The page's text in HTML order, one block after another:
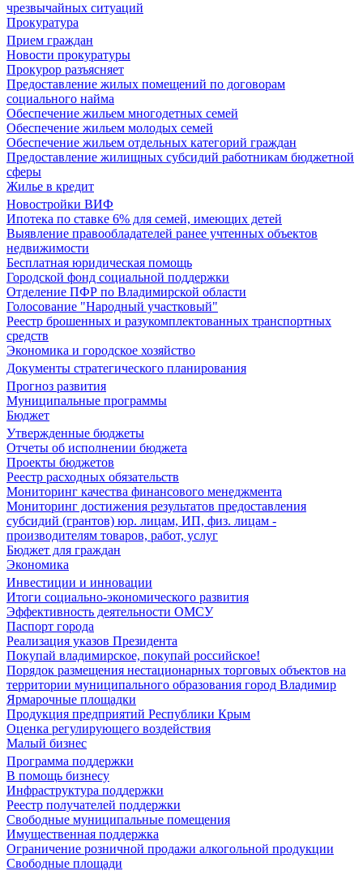
чрезвычайных ситуаций
Прокуратура
Прием граждан
Новости прокуратуры
Прокурор разъясняет
Предоставление жилых помещений по договорам
социального найма
Обеспечение жильем многодетных семей
Обеспечение жильем молодых семей
Обеспечение жильем отдельных категорий граждан
Предоставление жилищных субсидий работникам бюджетной
сферы
Жилье в кредит
Новостройки ВИФ
Ипотека по ставке 6% для семей, имеющих детей
Выявление правообладателей ранее учтенных объектов
недвижимости
Бесплатная юридическая помощь
Городской фонд социальной поддержки
Отделение ПФР по Владимирской области
Голосование "Народный участковый"
Реестр брошенных и разукомплектованных транспортных
средств
Экономика и городское хозяйство
Документы стратегического планирования
Прогноз развития
Муниципальные программы
Бюджет
Утвержденные бюджеты
Отчеты об исполнении бюджета
Проекты бюджетов
Реестр расходных обязательств
Мониторинг качества финансового менеджмента
Мониторинг достижения результатов предоставления
субсидий (грантов) юр. лицам, ИП, физ. лицам -
производителям товаров, работ, услуг
Бюджет для граждан
Экономика
Инвестиции и инновации
Итоги социально-экономического развития
Эффективность деятельности ОМСУ
Паспорт города
Реализация указов Президента
Покупай владимирское, покупай российское!
Порядок размещения нестационарных торговых объектов на
территории муниципального образования город Владимир
Ярмарочные площадки
Продукция предприятий Республики Крым
Оценка регулирующего воздействия
Малый бизнес
Программа поддержки
В помощь бизнесу
Инфраструктура поддержки
Реестр получателей поддержки
Свободные муниципальные помещения
Имущественная поддержка
Ограничение розничной продажи алкогольной продукции
Свободные площади